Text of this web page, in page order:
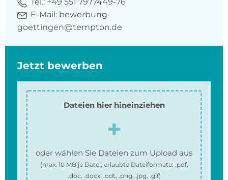
Tel.: +49 551 7977449-76
E-Mail: bewerbung-
goettingen@tempton.de
Jetzt bewerben
Dateien hier hineinziehen
oder wählen Sie Dateien zum Upload aus
(max. 10 MBje Datei, erlaubte Dateiformate: .pdf,
.doc, .docx, .odt, .png, .jpg, .gif)